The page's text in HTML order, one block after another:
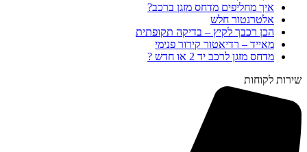
איך מחליפים מדחס מזגן ברכב?
אלטרנטור חלש
הכן רכבך לקיץ – בדיקה תקופתית
מאייד – רדיאטור קירור פנימי
מדחס מזגן לרכב יד 2 או חדש ?
שירות לקוחות